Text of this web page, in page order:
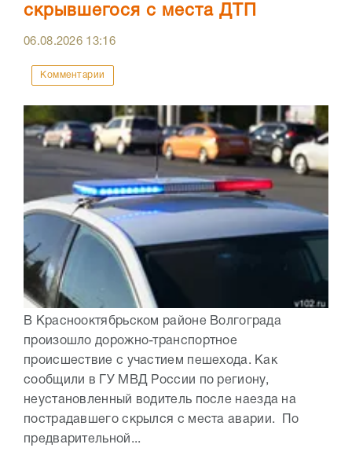
скрывшегося с места ДТП
06.08.2026 13:16
Комментарии
В Краснооктябрьском районе Волгограда
произошло дорожно-транспортное
происшествие с участием пешехода. Как
сообщили в ГУ МВД России по региону,
неустановленный водитель после наезда на
пострадавшего скрылся с места аварии. По
предварительной...